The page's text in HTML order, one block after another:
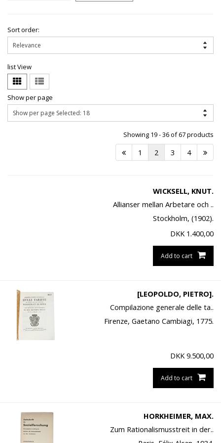
Sort order:
list View
Show per page
Showing 19 - 36 of 67 products
1 2 3 4
WICKSELL, KNUT.
Allianser mellan Arbetare och ..
Stockholm, (1902).
DKK 1.400,00
Add to cart
[LEOPOLDO, PIETRO].
Compilazione generale delle ta..
Firenze, Gaetano Cambiagi, 1775.
DKK 9.500,00
Add to cart
HORKHEIMER, MAX.
Zum Rationalismusstreit in der..